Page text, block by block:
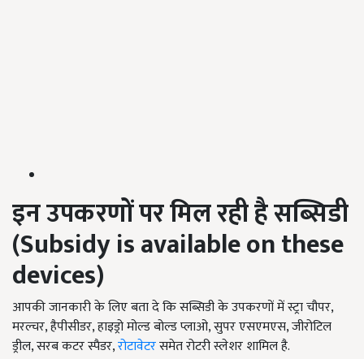
इन उपकरणों पर मिल रही है सब्सिडी
(Subsidy is available on these
devices)
आपकी जानकारी के लिए बता दे कि सब्सिडी के उपकरणों में स्ट्रा चौपर,
मरल्चर, हैपीसीडर, हाइड्रो मोल्ड बोल्ड प्लाओ, सुपर एसएमएस, जीरोटिल
ड्रील, सरब कटर स्पैडर,रोटावेटरसमेत रोटरी स्लेशर शामिल है.